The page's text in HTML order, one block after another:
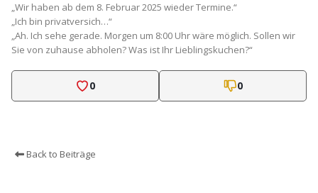
„Wir haben ab dem 8. Februar 2025 wieder Termine.“
„Ich bin privatversich…“
„Ah. Ich sehe gerade. Morgen um 8:00 Uhr wäre möglich. Sollen wir
Sie von zuhause abholen? Was ist Ihr Lieblingskuchen?“
0 0
Back to Beiträge